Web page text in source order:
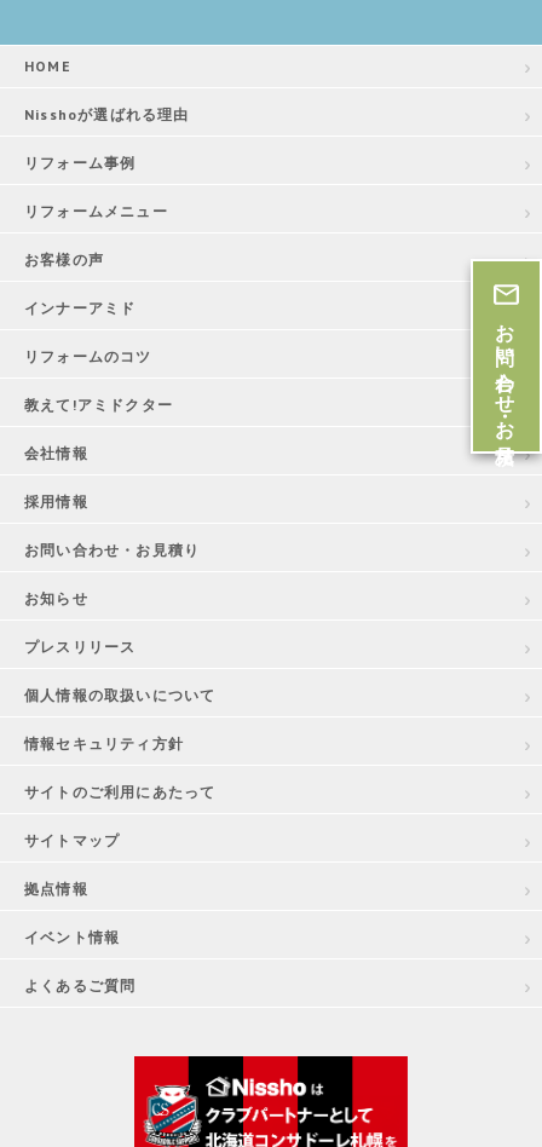
HOME
Nisshoが選ばれる理由
リフォーム事例
リフォームメニュー
お客様の声
インナーアミド
リフォームのコツ
教えて!アミドクター
会社情報
採用情報
お問い合わせ・お見積り
お知らせ
プレスリリース
個人情報の取扱いについて
情報セキュリティ方針
サイトのご利用にあたって
サイトマップ
拠点情報
イベント情報
よくあるご質問
お問い合わせ・お見積